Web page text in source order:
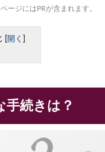
ージにはPRが含まれます。
開く
手続きは？